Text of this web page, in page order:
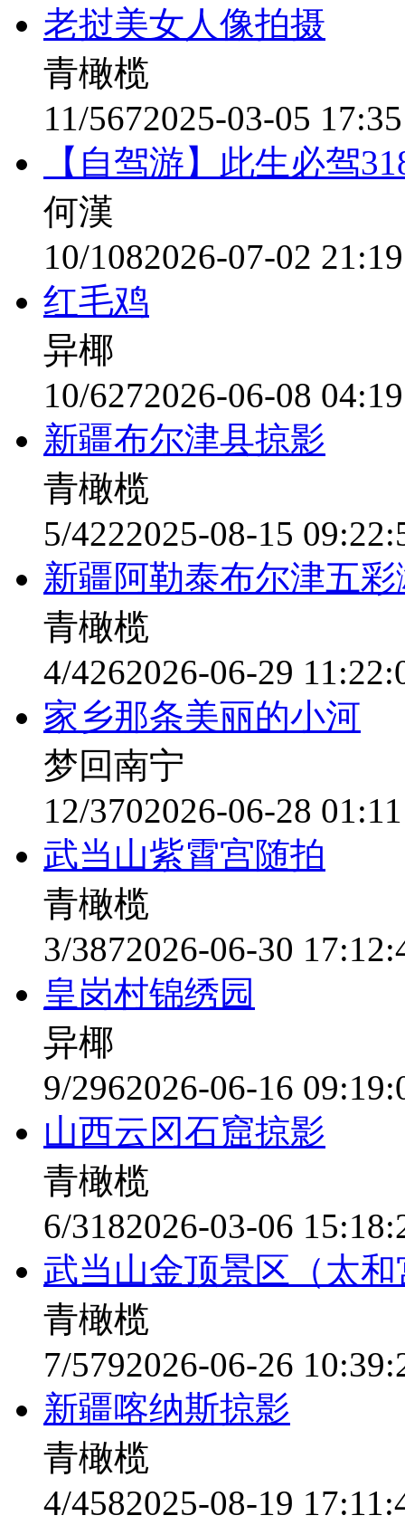
老挝美女人像拍摄
青橄榄
11/5672025-03-05
【自驾游】此生必驾
何漢
10/1082026-07-02
红毛鸡
异椰
10/6272026-06-08
新疆布尔津县掠影
青橄榄
5/4222025-08-15
新疆阿勒泰布尔津五
青橄榄
4/4262026-06-29
家乡那条美丽的小河
梦回南宁
12/3702026-06-28
武当山紫霄宫随拍
青橄榄
3/3872026-06-30
皇岗村锦绣园
异椰
9/2962026-06-16
山西云冈石窟掠影
青橄榄
6/3182026-03-06
武当山金顶景区（太
青橄榄
7/5792026-06-26
新疆喀纳斯掠影
青橄榄
4/4582025-08-19